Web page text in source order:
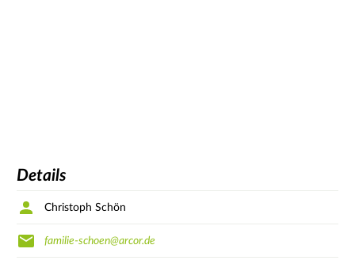
Details
Christoph Schön
familie-schoen@arcor.de